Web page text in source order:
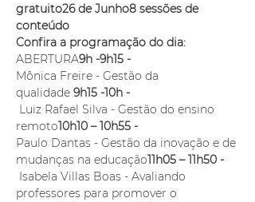
gratuito26 de Junho8 sessões de
conteúdo
Confira a programação do dia:
ABERTURA9h -9h15 -
Mônica Freire - Gestão da
qualidade 9h15 -10h -
remoto10h10 – 10h55 -
Paulo Dantas - Gestão da inovação e de
mudanças na educação11h05 – 11h50 -
professores para promover o